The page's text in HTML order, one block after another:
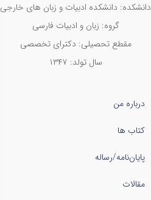
دانشکده: دانشکده ادبیات و زبان های خارجی
گروه: زبان و ادبیات فارسی
مقطع تحصیلی: دکترای تخصصی
سال تولد: ۱۳۴۷
درباره من
کتاب ها
پایان‌نامه‌/رساله
مقالات